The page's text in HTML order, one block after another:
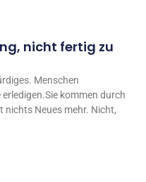
nicht fertig zu
Menschen
kommen durch
nichts Neues mehr. Nicht,